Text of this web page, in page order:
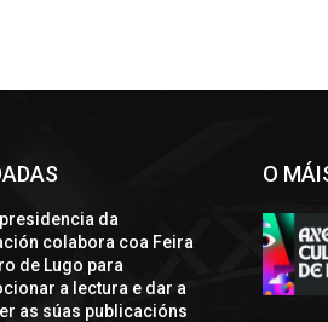
da
colabora coa Feira
de Lugo para
a lectura e dar a
as súas publicacións
O